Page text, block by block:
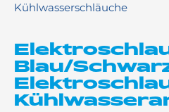
Kühlwasserschläuche
Blau/